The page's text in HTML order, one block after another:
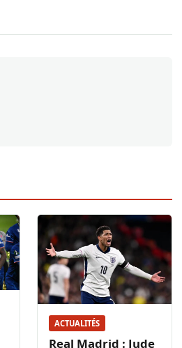
ACTUALITÉS
Real Madrid : Jude